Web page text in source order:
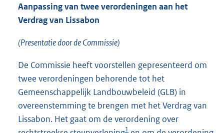
Aanpassing van twee verordeningen aan het
Verdrag van Lissabon
(Presentatie door de Commissie)
De Commissie heeft voorstellen gepresenteerd om
twee verordeningen behorende tot het
Gemeenschappelijk Landbouwbeleid (GLB) in
overeenstemming te brengen met het Verdrag van
Lissabon. Het gaat om de verordening over
1